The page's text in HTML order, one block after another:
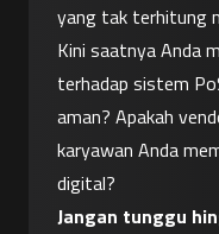
yang tak terhitung
Kini saatnya Anda
terhadap sistem
aman? Apakah
karyawan Anda
digital?
Jangan tunggu